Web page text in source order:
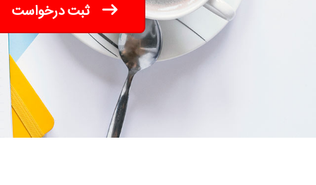
ثبت درخواست